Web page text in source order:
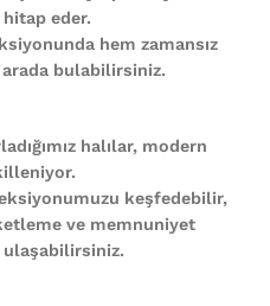
eder.
hem zamansız
arada bulabilirsiniz.
halılar, modern
keşfedebilir,
ve memnuniyet
ulaşabilirsiniz.